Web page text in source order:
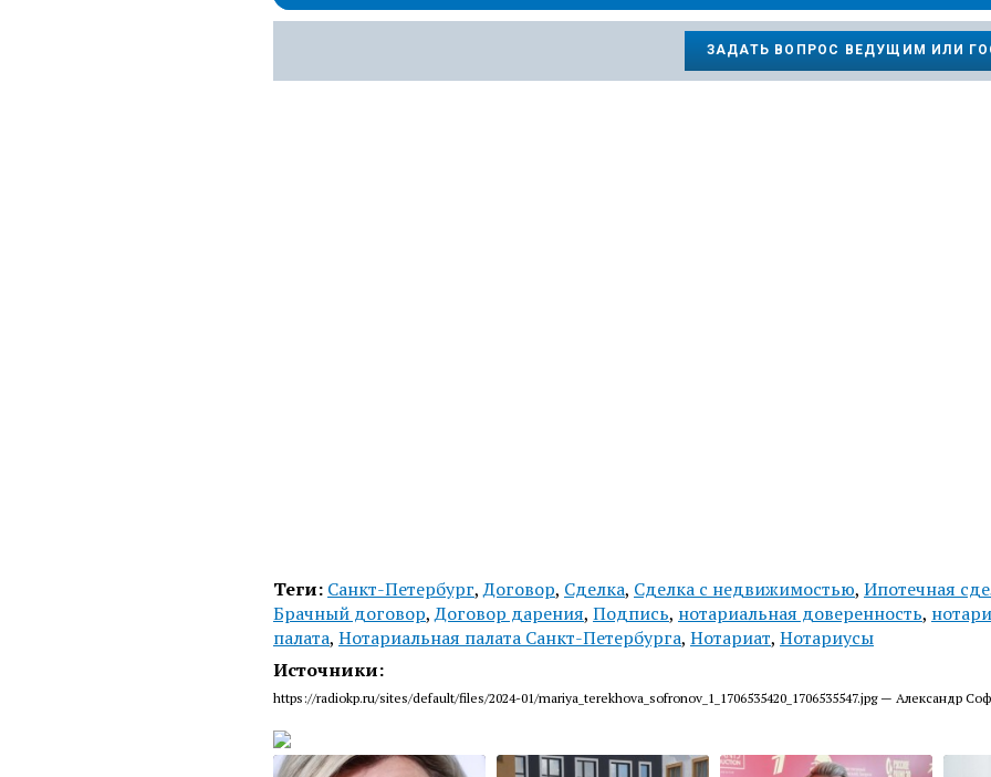
ЗАДАТЬ ВОПРОС ВЕДУЩИМ ИЛИ
Теги: Санкт-Петербург,Договор, Сделка, Сделка с недвижимостью, Ипотечная
Брачный договор,Договор дарения, Подпись, нотариальная доверенность,
палата, Нотариальная палата Санкт-Петербурга, Нотариат, Нотариусы
Источники:
https://radiokp.ru/sites/default/files/2024-01/mariya_terekhova_sofronov_1_1706535420_1706535547.jpg — Александр